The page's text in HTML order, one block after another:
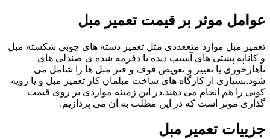
عوامل موثر بر قیمت تعمیر مبل
تعمیر مبل موارد متععددی مثل تعمیر دسته های چوبی شکسته مبل
و کاناپه پشتی های آسیب دیده یا دفرمه شده ی صندلی های
ناهارخوری یا تعییر و تعویض فوف و فنر مبل ها را شامل می
شود.بسیاری از کارگاه های ساخت مبلمان کار تعمیر مبل و یا رویه
کوبی را هم انجام می دهند.در این زمینه مواردی بر روی قیمت
گذاری موثر است که در این مطلب به آن می پردازیم.
جزییات تعمیر مبل